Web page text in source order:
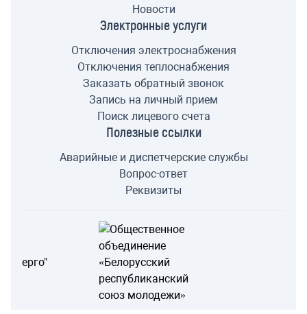
Новости
Электронные услуги
Отключения электроснабжения
Отключения теплоснабжения
Заказать обратный звонок
Запись на личный прием
Поиск лицевого счета
Полезные ссылки
Аварийные и диспетчерские службы
Вопрос-ответ
Реквизиты